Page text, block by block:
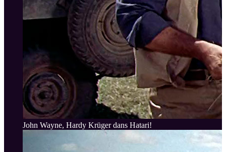
John Wayne, Hardy Krüger dans Hatari!